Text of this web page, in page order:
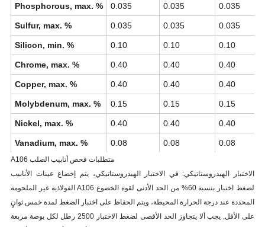
Phosphorous, max. % 0.035 0.035 0.035
Sulfur, max. % 0.035 0.035 0.035
Silicon, min. % 0.10 0.10 0.10
Chrome, max. % 0.40 0.40 0.40
Copper, max. % 0.40 0.40 0.40
Molybdenum, max. % 0.15 0.15 0.15
Nickel, max. % 0.40 0.40 0.40
Vanadium, max. % 0.08 0.08 0.08
A106 متطلبات فحص أنابيب الصلب
الاختبار الهيدروستاتيكي: في الاختبار الهيدروستاتيكي، يتم إخضاع عينات الأنابيب
الفولاذية غير الملحومة A106 لضغط اختبار بنسبة 60% من الحد الأدنى لقوة الخضوع
المحددة عند درجة الحرارة المحيطة، ويتم الحفاظ على اختبار الضغط لمدة خمس ثوانٍ
على الأقل. يجب ألا يتجاوز الحد الأقصى لضغط الاختبار 2500 رطل لكل بوصة مربعة